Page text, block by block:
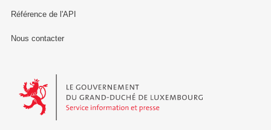
Référence de l'API
Nous contacter
Le Gouvernement du Grand-Duché de Luxembourg - Service